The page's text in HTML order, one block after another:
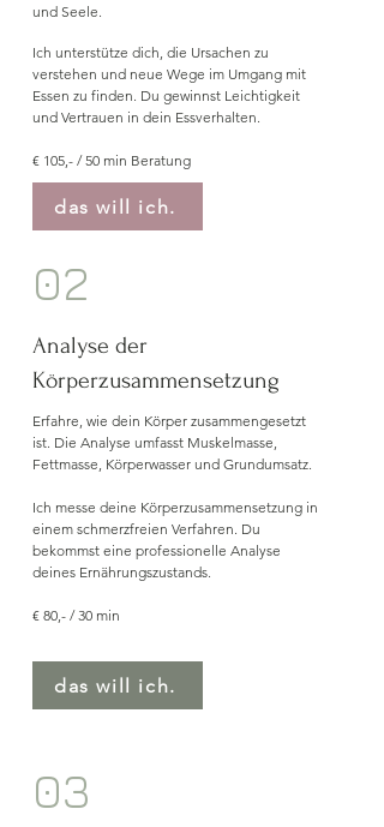
und Seele.
Ich unterstütze dich, die Ursachen zu
verstehen und neue Wege im Umgang mit
Essen zu finden. Du gewinnst Leichtigkeit
und Vertrauen in dein Essverhalten.
€ 105,- / 50 min Beratung
das will ich.
02
Analyse der
Körperzusammensetzung
Erfahre, wie dein Körper zusammengesetzt
ist. Die Analyse umfasst Muskelmasse,
Fettmasse, Körperwasser und Grundumsatz.
Ich messe deine Körperzusammensetzung in
einem schmerzfreien Verfahren. Du
bekommst eine professionelle Analyse
deines Ernährungszustands.
€ 80,- / 30 min
das will ich.
03